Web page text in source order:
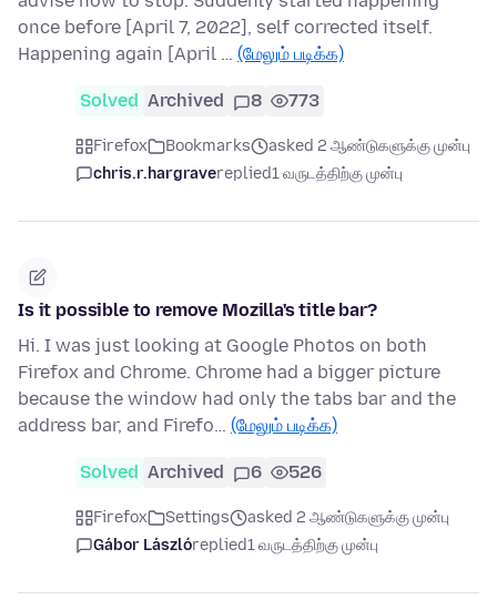
once before [April 7, 2022], self corrected itself.
Happening again [April … (மேலும் படிக்க)
Solved Archived 8 773
Firefox Bookmarks
asked 2 ஆண்டுகளுக்கு முன்பு
chris.r.hargravereplied1 வருடத்திற்கு முன்பு
Is it possible to remove Mozilla's title bar?
Hi. I was just looking at Google Photos on both
Firefox and Chrome. Chrome had a bigger picture
because the window had only the tabs bar and the
address bar, and Firefo… (மேலும் படிக்க)
Solved Archived 6 526
Firefox Settings
asked 2 ஆண்டுகளுக்கு முன்பு
Gábor Lászlóreplied1 வருடத்திற்கு முன்பு